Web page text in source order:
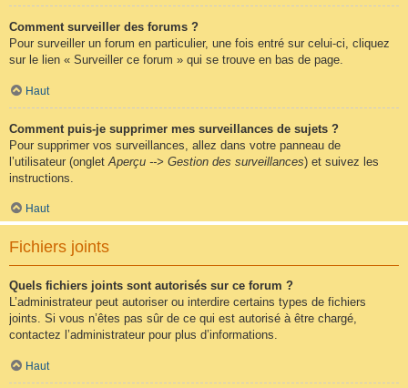
Comment surveiller des forums ?
Pour surveiller un forum en particulier, une fois entré sur celui-ci, cliquez
sur le lien « Surveiller ce forum » qui se trouve en bas de page.
Haut
Comment puis-je supprimer mes surveillances de sujets ?
Pour supprimer vos surveillances, allez dans votre panneau de
l’utilisateur (onglet Aperçu --> Gestion des surveillances) et suivez les
instructions.
Haut
Fichiers joints
Quels fichiers joints sont autorisés sur ce forum ?
L’administrateur peut autoriser ou interdire certains types de fichiers
joints. Si vous n’êtes pas sûr de ce qui est autorisé à être chargé,
contactez l’administrateur pour plus d’informations.
Haut